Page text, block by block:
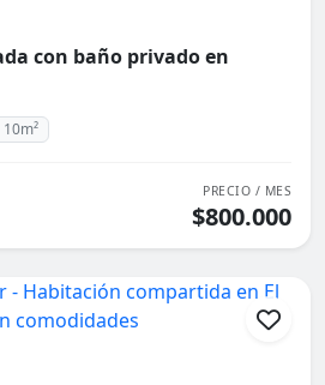
con baño privado en
10m²
PRECIO / MES
$800.000